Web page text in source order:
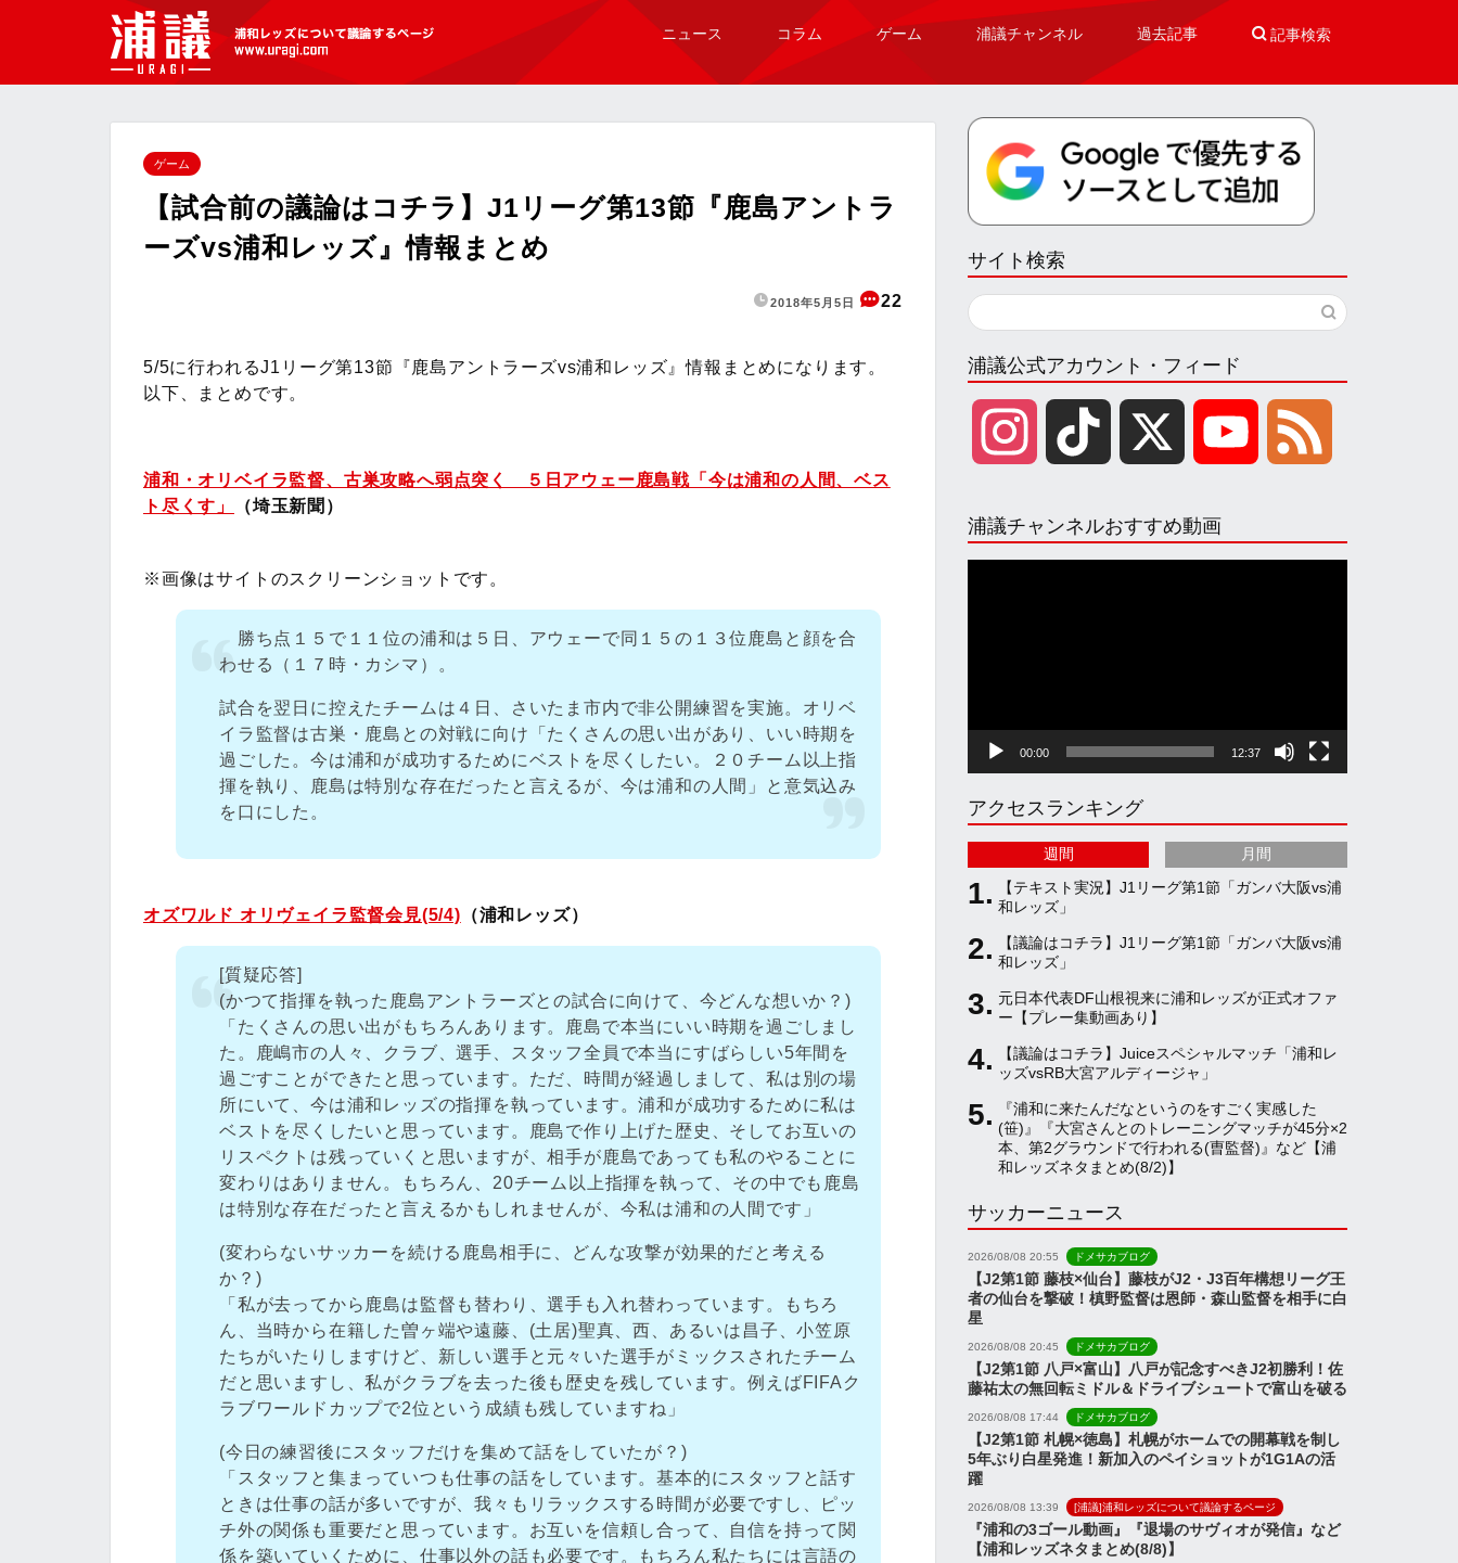
[浦議]浦和レッズについて議論するペ
ニュース コラム ゲーム 浦議チャンネル 過去記事  記事検索
ゲーム
【試合前の議論はコチラ】J1リーグ第13節『鹿島アントラ
ーズvs浦和レッズ』情報まとめ
2018年5月5日 22
5/5に行われるJ1リーグ第13節『鹿島アントラーズvs浦和レッズ』情報まとめになります。
以下、まとめです。
浦和・オリベイラ監督、古巣攻略へ弱点突く ５日アウェー鹿島戦「今は浦和の人間、ベス
ト尽くす」
（埼玉新聞）
※画像はサイトのスクリーンショットです。
勝ち点１５で１１位の浦和は５日、アウェーで同１５の１３位鹿島と顔を合
わせる（１７時・カシマ）。
試合を翌日に控えたチームは４日、さいたま市内で非公開練習を実施。オリベ
イラ監督は古巣・鹿島との対戦に向け「たくさんの思い出があり、いい時期を
過ごした。今は浦和が成功するためにベストを尽くしたい。２０チーム以上指
揮を執り、鹿島は特別な存在だったと言えるが、今は浦和の人間」と意気込み
を口にした。
オズワルド オリヴェイラ監督会見(5/4) （浦和レッズ）
[質疑応答]
(かつて指揮を執った鹿島アントラーズとの試合に向けて、今どんな想いか？)
「たくさんの思い出がもちろんあります。鹿島で本当にいい時期を過ごしまし
た。鹿嶋市の人々、クラブ、選手、スタッフ全員で本当にすばらしい5年間を
過ごすことができたと思っています。ただ、時間が経過しまして、私は別の場
所にいて、今は浦和レッズの指揮を執っています。浦和が成功するために私は
ベストを尽くしたいと思っています。鹿島で作り上げた歴史、そしてお互いの
リスペクトは残っていくと思いますが、相手が鹿島であっても私のやることに
変わりはありません。もちろん、20チーム以上指揮を執って、その中でも鹿島
は特別な存在だったと言えるかもしれませんが、今私は浦和の人間です」
(変わらないサッカーを続ける鹿島相手に、どんな攻撃が効果的だと考える
か？)
「私が去ってから鹿島は監督も替わり、選手も入れ替わっています。もちろ
ん、当時から在籍した曽ヶ端や遠藤、(土居)聖真、西、あるいは昌子、小笠原
たちがいたりしますけど、新しい選手と元々いた選手がミックスされたチーム
だと思いますし、私がクラブを去った後も歴史を残しています。例えばFIFAク
ラブワールドカップで2位という成績も残していますね」
(今日の練習後にスタッフだけを集めて話をしていたが？)
「スタッフと集まっていつも仕事の話をしています。基本的にスタッフと話す
ときは仕事の話が多いですが、我々もリラックスする時間が必要ですし、ピッ
チ外の関係も重要だと思っています。お互いを信頼し合って、自信を持って関
係を築いていくために、仕事以外の話も必要です。もちろん私たちには言語の
サイト検索
浦議公式アカウント・フィード
s
g
r
a
m
k
k
u
b
e
C
h
n
l
e
浦議チャンネルおすすめ動画
00:00 12:37
アクセスランキング
週間 月間
【テキスト実況】J1リーグ第1節「ガンバ大阪vs浦
和レッズ」
【議論はコチラ】J1リーグ第1節「ガンバ大阪vs浦
和レッズ」
元日本代表DF山根視来に浦和レッズが正式オファ
ー【プレー集動画あり】
【議論はコチラ】Juiceスペシャルマッチ「浦和レ
ッズvsRB大宮アルディージャ」
『浦和に来たんだなというのをすごく実感した
(笹)』『大宮さんとのトレーニングマッチが45分×2
本、第2グラウンドで行われる(曺監督)』など【浦
和レッズネタまとめ(8/2)】
サッカーニュース
2026/08/08 20:55 ドメサカブログ
【J2第1節 藤枝×仙台】藤枝がJ2・J3百年構想リーグ王
者の仙台を撃破！槙野監督は恩師・森山監督を相手に白
星
2026/08/08 20:45 ドメサカブログ
【J2第1節 八戸×富山】八戸が記念すべきJ2初勝利！佐
藤祐太の無回転ミドル＆ドライブシュートで富山を破る
2026/08/08 17:44 ドメサカブログ
【J2第1節 札幌×徳島】札幌がホームでの開幕戦を制し
5年ぶり白星発進！新加入のペイショットが1G1Aの活
躍
2026/08/08 13:39 [浦議]浦和レッズについて議論するページ
『浦和の3ゴール動画』『退場のサヴィオが発信』など
【浦和レッズネタまとめ(8/8)】